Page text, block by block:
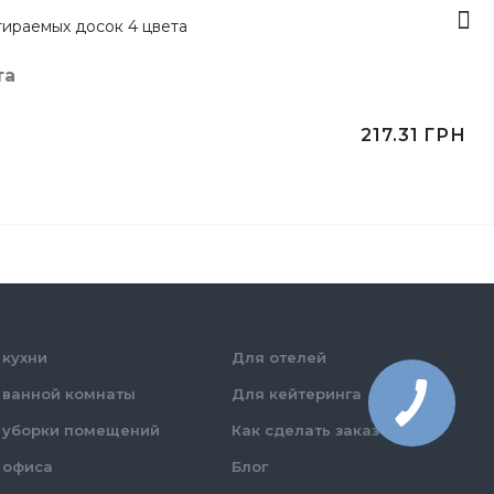
217.31 ГРН
комнаты
помещений
Для отелей
Для кейтеринга
Как сделать заказ
Блог